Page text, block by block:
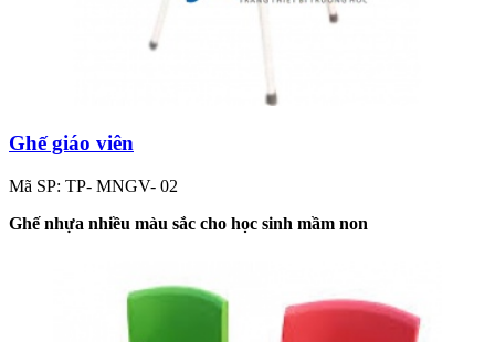
Ghế giáo viên
Mã SP: TP- MNGV- 02
Ghế nhựa nhiều màu sắc cho học sinh mầm non